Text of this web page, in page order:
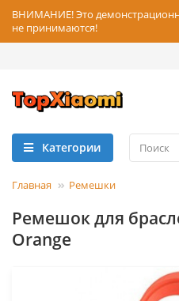
ВНИМАНИЕ! Это
не принимаются!
Категории
Главная Ремешки
Ремешок для
Orange